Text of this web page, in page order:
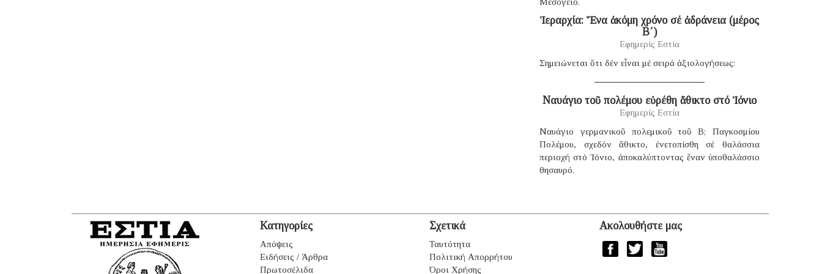
Ἱεραρχία: Ἕνα ἀκόμη χρόνο σέ ἀδράνεια (μέρος
B΄)
Εφημερίς Εστία
Σημειώνεται ὅτι δέν εἶναι μέ σειρά ἀξιολογήσεως:
Ναυάγιο τοῦ πολέμου εὑρέθη ἄθικτο στό Ἰόνιο
Εφημερίς Εστία
Ναυάγιο γερμανικοῦ πολεμικοῦ τοῦ B; Παγκοσμίου
Πολέμου, σχεδόν ἄθικτο, ἐνετοπίσθη σέ θαλάσσια
περιοχή στό Ἰόνιο, ἀποκαλύπτοντας ἕναν ὑποθαλάσσιο
θησαυρό.
Κατηγορίες
Απόψεις
Ειδήσεις / Άρθρα
Πρωτοσέλιδα
Σχετικά
Ταυτότητα
Πολιτική Απορρήτου
Όροι Χρήσης
Ακολουθήστε μας